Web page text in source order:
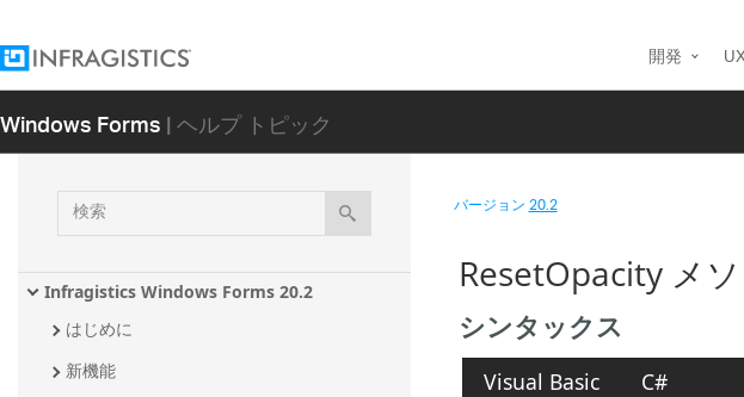
開発
Windows Forms| ヘルプ トピック
検
索
Infragistics Windows Forms 20.2
はじめに
新機能
バージョン20.2
ResetOpacity メ
シンタックス
Visual Basic C#